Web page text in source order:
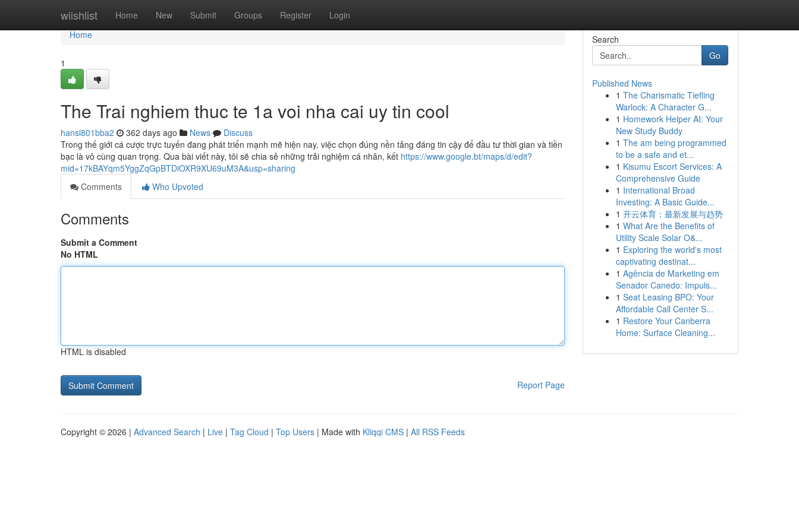
wiishlist Home New Submit Groups Register Login
Home
Home
1
The Trai nghiem thuc te 1a voi nha cai uy tin cool
hansl801bba2 362 days ago News
Discuss
Trong thế giới cá cược trực tuyến đang phát triển mạnh mẽ hiện nay, việc chọn đúng nền tảng đáng tin cậy để đầu tư thời gian và tiền
bạc là vô cùng quan trọng. Qua bài viết này, tôi sẽ chia sẻ những trải nghiệm cá nhân, kết https://www.google.bt/maps/d/edit?
mid=17kBAYqm5YggZqGpBTDiOXR9XU69uM3A&usp=sharing
Comments
Who Upvoted
Comments
Submit a Comment
No HTML
HTML is disabled
Report Page
Search
Go
Published News
1 The Charismatic Tiefling
Warlock: A Character G...
1 Homework Helper AI: Your
New Study Buddy
1 The am being programmed
to be a safe and et...
1 Kisumu Escort Services: A
Comprehensive Guide
1 International Broad
Investing: A Basic Guide...
1 开云体育：最新发展与趋势
1 What Are the Benefits of
Utility Scale Solar O&...
1 Exploring the world's most
captivating destinat...
1 Agência de Marketing em
Senador Canedo: Impuls...
1 Seat Leasing BPO: Your
Affordable Call Center S...
1 Restore Your Canberra
Home: Surface Cleaning...
Copyright © 2026 | Advanced Search | Live | Tag Cloud | Top Users | Made with Kliqqi CMS | All RSS Feeds